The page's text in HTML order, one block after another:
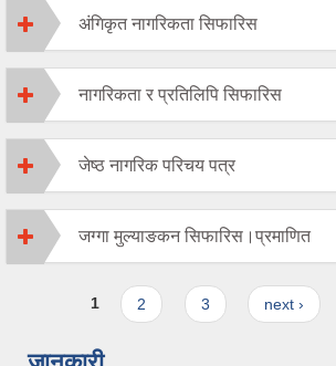
अंगिकृत नागरिकता सिफारिस
नागरिकता र प्रतिलिपि सिफारिस
जेष्ठ नागरिक परिचय पत्र
जग्गा मुल्याङकन सिफारिस।प्रमाणित
Pages
1 2 3 next ›